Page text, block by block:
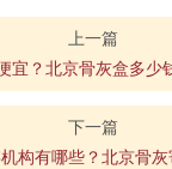
上一篇
下一篇
构有哪些？北京骨